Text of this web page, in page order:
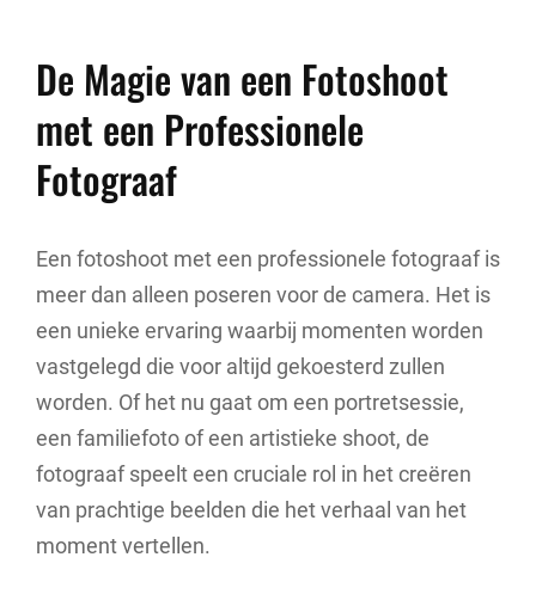
De Magie van een Fotoshoot
met een Professionele
Fotograaf
Een fotoshoot met een professionele fotograaf is
meer dan alleen poseren voor de camera. Het is
een unieke ervaring waarbij momenten worden
vastgelegd die voor altijd gekoesterd zullen
worden. Of het nu gaat om een portretsessie,
een familiefoto of een artistieke shoot, de
fotograaf speelt een cruciale rol in het creëren
van prachtige beelden die het verhaal van het
moment vertellen.